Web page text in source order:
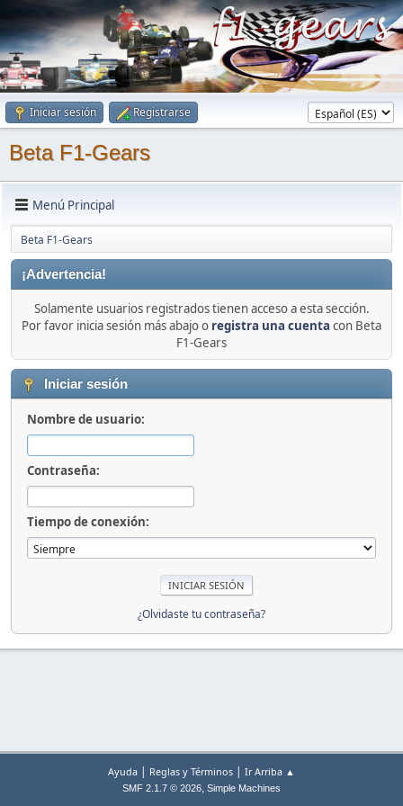
Iniciar sesión Registrarse
Beta F1-Gears
Menú Principal
Beta F1-Gears
¡Advertencia!
Solamente usuarios registrados tienen acceso a esta sección.
Por favor inicia sesión más abajo o registra una cuenta con Beta
F1-Gears
Iniciar sesión
Nombre de usuario:
Contraseña:
Tiempo de conexión:
¿Olvidaste tu contraseña?
Ayuda | Reglas y Términos | Ir Arriba ▲
SMF 2.1.7 © 2026, Simple Machines